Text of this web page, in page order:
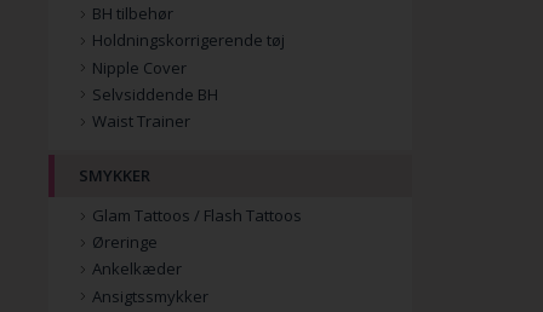
BH tilbehør
Holdningskorrigerende tøj
Nipple Cover
Selvsiddende BH
Waist Trainer
SMYKKER
Glam Tattoos / Flash Tattoos
Øreringe
Ankelkæder
Ansigtssmykker